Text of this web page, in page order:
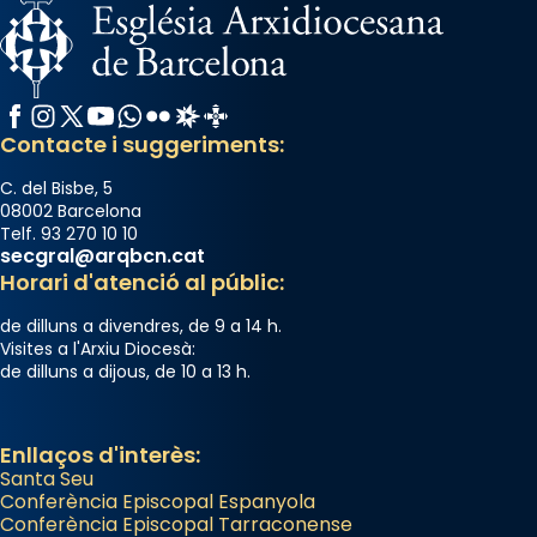
L’arquebisbe de Barcelona, el cardenal Joan
Josep Omella, ha presidit la missa i l’ha
concelebrat el bisbe auxiliar de Barcelona,
Mons. David Abadías.
Photo
View on Facebook
Arquebisbat de Barcelona
2 weeks ago
Memòria de les santes Juliana i
Acompanyant la història de sant Cugat, a
partir de l’Edat Mitjana sorgeix la tradició
que les santes Juliana (“relatiu a Júlia”) i
Facebook
Instagram
X / Twitter
YouTube
WhatsApp
FlickrRadio Estel
Catalunya Cristiana
Contacte i suggeriments:
C. del Bisbe, 5
08002 Barcelona
Telf. 93 270 10 10
secgral@arqbcn.cat
Horari d'atenció al públic:
de dilluns a divendres, de 9 a 14 h.
Visites a l'Arxiu Diocesà:
de dilluns a dijous, de 10 a 13 h.
Enllaços d'interès:
Santa Seu
Conferència Episcopal Espanyola
Conferència Episcopal Tarraconense